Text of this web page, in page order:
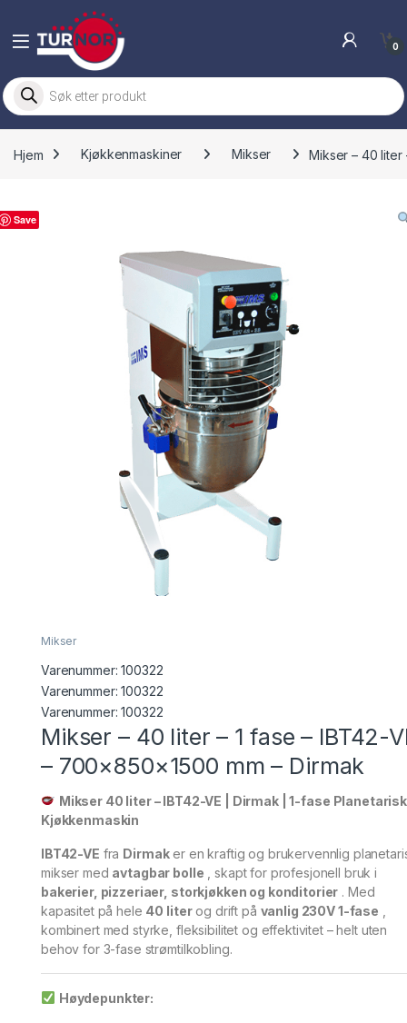
Skip to navigation
Skip to content
0
Products search
Hjem Kjøkkenmaskiner Mikser Mikser – 40 liter
Save
Mikser
Varenummer:100322
Varenummer: 100322
Varenummer:100322
Mikser – 40 liter – 1 fase – IBT42-
– 700×850×1500 mm – Dirmak
Mikser 40 liter – IBT42-VE | Dirmak | 1-fase Planetarisk
Kjøkkenmaskin
IBT42-VE fra Dirmaker en kraftig og brukervennlig
mikser med avtagbar bolle , skapt for profesjonell bruk i
bakerier, pizzeriaer, storkjøkken og konditorier . Med
kapasitet på hele 40 literog drift på vanlig 230V 1-fase
kombinert med styrke, fleksibilitet og effektivitet – helt uten
behov for 3-fase strømtilkobling.
Høydepunkter: